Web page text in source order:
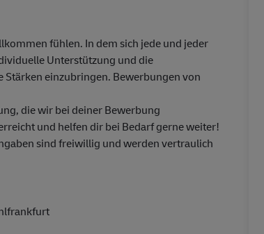
fühlen. In dem sich jede und jeder
Unterstützung und die
einzubringen. Bewerbungen von
die wir bei deiner Bewerbung
und helfen dir bei Bedarf gerne weiter!
sind freiwillig und werden vertraulich